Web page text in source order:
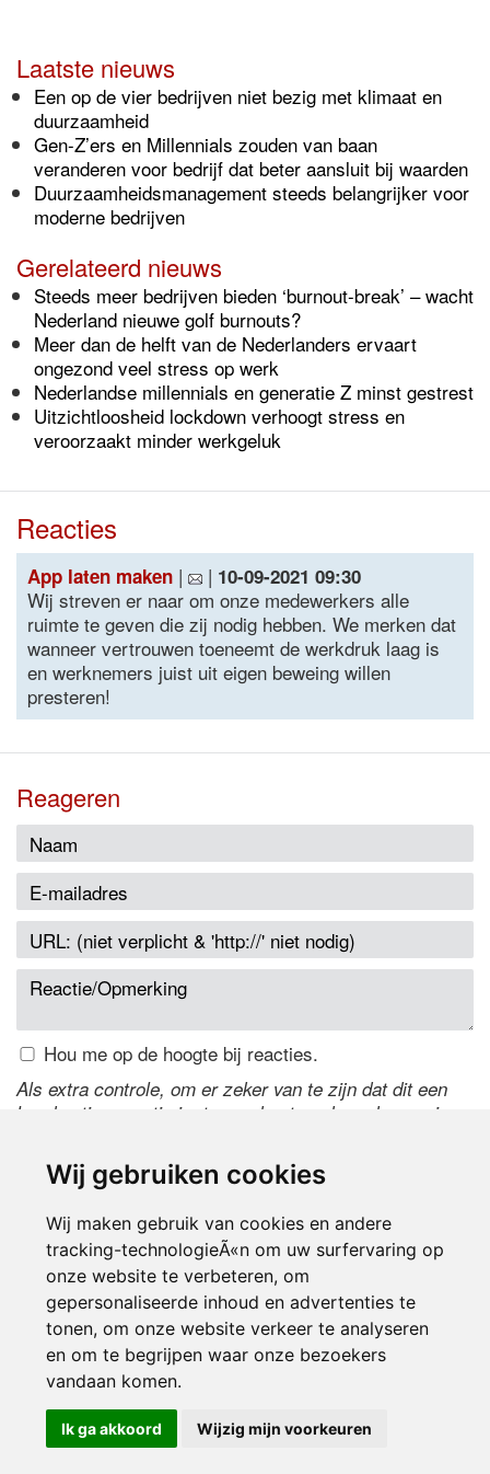
Wij gebruiken cookies
Wij maken gebruik van cookies en andere
tracking-technologieÃ«n om uw surfervaring op
onze website te verbeteren, om
gepersonaliseerde inhoud en advertenties te
tonen, om onze website verkeer te analyseren
en om te begrijpen waar onze bezoekers
vandaan komen.
Ik ga akkoord Wijzig mijn voorkeuren
Laatste nieuws
Een op de vier bedrijven niet bezig met klimaat en
duurzaamheid
Gen-Z’ers en Millennials zouden van baan
veranderen voor bedrijf dat beter aansluit bij waarden
Duurzaamheidsmanagement steeds belangrijker voor
moderne bedrijven
Gerelateerd nieuws
Steeds meer bedrijven bieden ‘burnout-break’ – wacht
Nederland nieuwe golf burnouts?
Meer dan de helft van de Nederlanders ervaart
ongezond veel stress op werk
Nederlandse millennials en generatie Z minst gestrest
Uitzichtloosheid lockdown verhoogt stress en
veroorzaakt minder werkgeluk
Reacties
App laten maken | | 10-09-2021 09:30
Wij streven er naar om onze medewerkers alle
ruimte te geven die zij nodig hebben. We merken dat
wanneer vertrouwen toeneemt de werkdruk laag is
en werknemers juist uit eigen beweing willen
presteren!
Reageren
Hou me op de hoogte bij reacties.
Als extra controle, om er zeker van te zijn dat dit een
handmatige reactie is, typ onderstaande code over in
de code te wijzigen.
© 2000-2026 UFE Media:Managersonline.nl|Brisk magazine
Partners:Autowereld.com